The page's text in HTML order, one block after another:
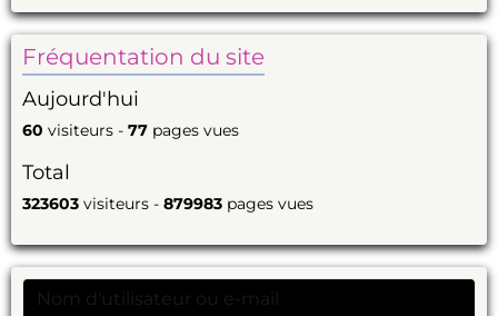
Fréquentation du site
Aujourd'hui
60 visiteurs - 77 pages vues
Total
323603 visiteurs - 879983 pages vues